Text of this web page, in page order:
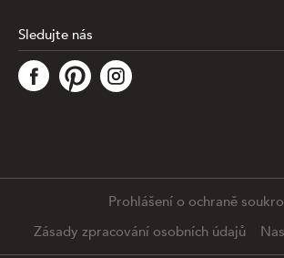
Tato stránka využívá soubory cookies ke
analýze informací o výkonu a používání
fungování funkcí ze sociálních médií a ke
Podrobné nastavení Souhlasím se
Sledujte nás
Prohlášení o ochraně
Zásady zpracování osobních údajů